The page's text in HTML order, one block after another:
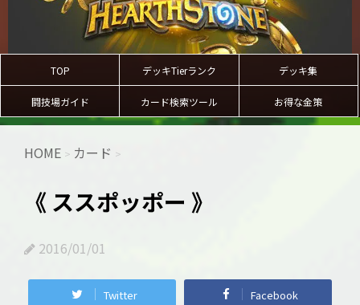
TOP デッキTierランク デッキ集
闘技場ガイド カード検索ツール お得な金策
HOME > カード >
《 ススポッポー 》
2016/01/01
Twitter Facebook